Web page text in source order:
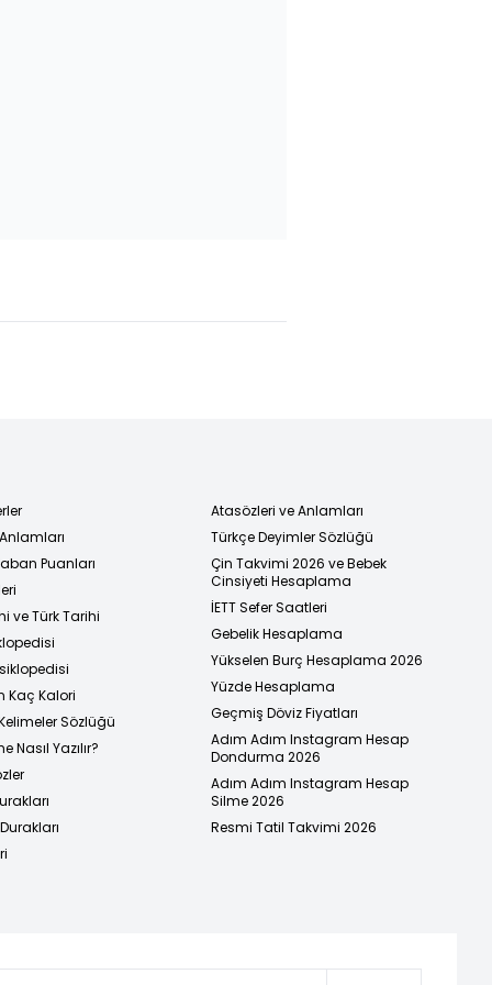
Puanları
ve Türk Tarihi
Kaç Kalori
Sözlüğü
Nasıl Yazılır?
Atasözleri ve Anlamları
Türkçe Deyimler Sözlüğü
Çin Takvimi 2026 ve Bebek
Cinsiyeti Hesaplama
İETT Sefer Saatleri
Gebelik Hesaplama
Yükselen Burç Hesaplama 2026
Yüzde Hesaplama
Geçmiş Döviz Fiyatları
Adım Adım Instagram Hesap
Dondurma 2026
Adım Adım Instagram Hesap
Silme 2026
Resmi Tatil Takvimi 2026